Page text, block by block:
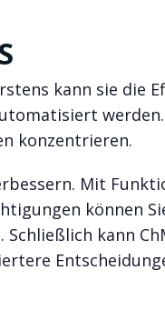
kann sie die
konzentrieren.
Mit
können
kann